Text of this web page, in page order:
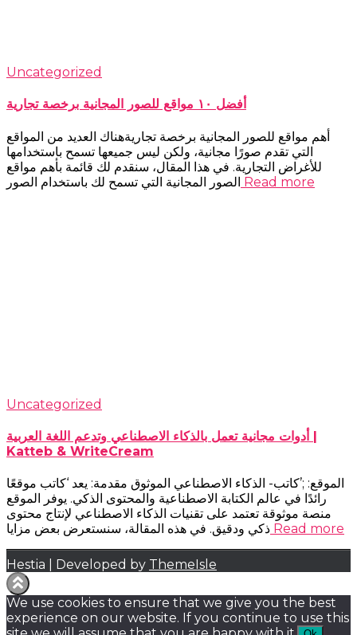
Uncategorized
أفضل ١٠ مواقع للصور المجانية برخصة تجارية
أهم مواقع للصور المجانية برخصة تجاريةهناك العديد من المواقع
التي تقدم صورًا مجانية، ولكن ليس جميعها تسمح باستخدامها
للأغراض التجارية. في هذا المقال، سنقدم لك قائمة بأهم مواقع
الصور المجانية التي تسمح لك باستخدام الصور Read more
Uncategorized
أدوات مجانية تعمل بالذكاء الاصطناعي وتدعم اللغة العربية |
Katteb & WriteCream
الموقع: ;’كاتب- الذكاء الاصطناعي الموثوق مقدمة: يعد ‘كاتب موقعًا
رائدًا في عالم الكتابة الاصطناعية والمحتوى الذكي. يوفر الموقع
منصة موثوقة تعتمد على تقنيات الذكاء الاصطناعي لإنتاج محتوى
ذكي ودقيق. في هذه المقالة، سنستعرض بعض مزايا Read more
Hestia | Developed by ThemeIsle
We use cookies to ensure that we give you the best
experience on our website. If you continue to use this